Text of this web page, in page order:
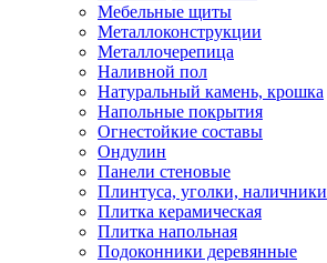
Мебельные щиты
Металлоконструкции
Металлочерепица
Наливной пол
Натуральный камень, крошка
Напольные покрытия
Огнестойкие составы
Ондулин
Панели стеновые
Плинтуса, уголки, наличники
Плитка керамическая
Плитка напольная
Подоконники деревянные